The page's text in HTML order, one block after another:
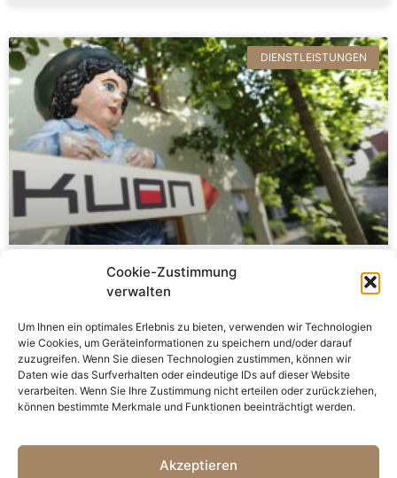
Cookie-Zustimmung
verwalten
Um Ihnen ein optimales Erlebnis zu bieten, verwenden wir Technologien
wie Cookies, um Geräteinformationen zu speichern und/oder darauf
zuzugreifen. Wenn Sie diesen Technologien zustimmen, können wir
Daten wie das Surfverhalten oder eindeutige IDs auf dieser Website
verarbeiten. Wenn Sie Ihre Zustimmung nicht erteilen oder zurückziehen,
können bestimmte Merkmale und Funktionen beeinträchtigt werden.
Akzeptieren
DIENSTLEISTUNGEN
Kuon – Brennstoffe,
Containerdienst,
Baustoffe